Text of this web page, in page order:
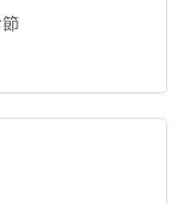
と、卵の 豚玉で
材を混ぜてか
差しの軒下、ド
して調理開始で
を入れて焼き始
…